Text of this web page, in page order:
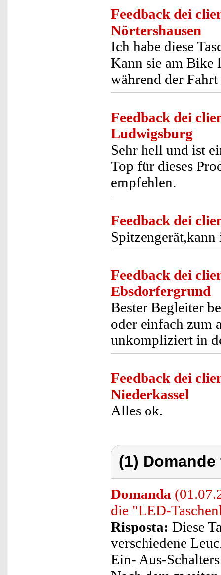
Feedback dei
Nörtershausen
Ich habe diese
Kann sie am Bike
während der
Feedback dei
Ludwigsburg
Sehr hell und ist
Top für dieses
empfehlen.
Feedback dei
Feedback dei
Ebsdorfergrund
Bester Begleiter
oder einfach zum
unkompliziert in
Feedback dei
Niederkassel
Alles ok.
(1)
Domanda
die "LED-
Risposta: Diese
verschiedene
Ein- Aus-